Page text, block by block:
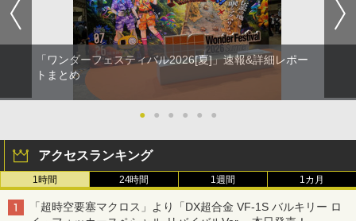
「ワンダーフェスティバル2026[夏]」速報&詳細レポー
トまとめ
● ● ● ● ● ●
アクセスランキング
1時間 24時間 1週間 1カ月
「超時空要塞マクロス」より「DX超合金 VF-1S バルキリー ロ